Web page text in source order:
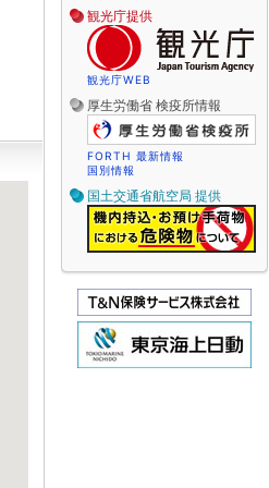
観光庁提供
観光庁WEB
厚生労働省 検疫所情報
FORTH 最新情報
国別情報
国土交通省航空局 提供